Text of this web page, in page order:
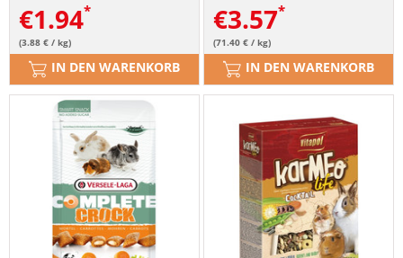
€1.94
(3.88 € / kg)
IN DEN WARENKORB
€3.57
(71.40 € / kg)
IN DEN WARENKORB